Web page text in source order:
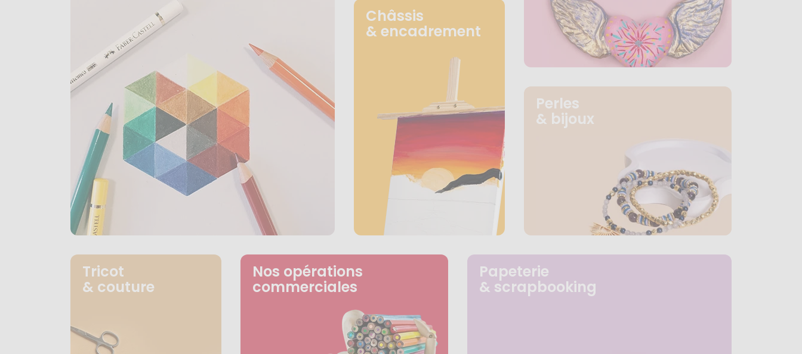
Châssis
& encadrement
Perles
& bijoux
Tricot
& couture
Nos opérations
commerciales
Papeterie
& scrapbooking